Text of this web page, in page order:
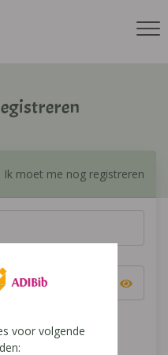
Ik moet me nog registreren
voor volgende